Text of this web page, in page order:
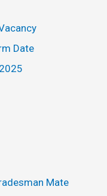
Date
Mate